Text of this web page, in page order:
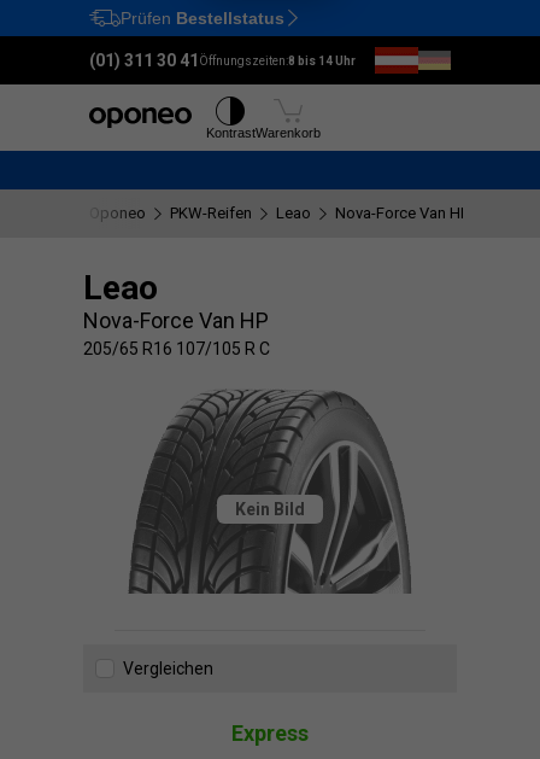
Ctrl M
Prüfen Bestellstatus
(01) 311 30 41 Öffnungszeiten:8 bis 14 Uhr
KontrastWarenkorb
Oponeo PKW-Reifen Leao Nova-Force Van HP
Leao
Nova-Force Van HP
205/65 R16 107/105 R C
Kein Bild
Vergleichen
Express